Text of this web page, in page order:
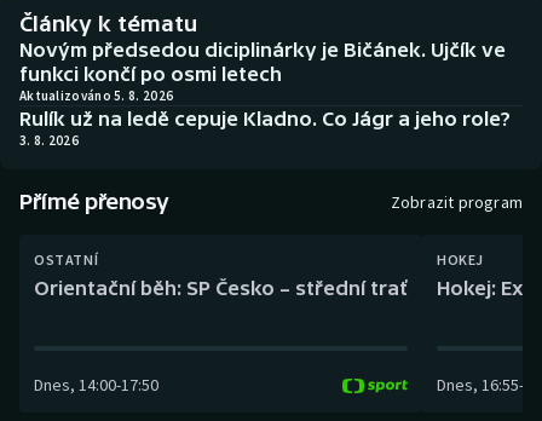
Baseball a softbal
Basketbal
Biatlon
Boby a skeleton
Box
Dostihy
Soutěže
Historické návraty
Aplikace ČT sport
AZ kvíz
Články k tématu
Novým předsedou diciplinárky je Bičánek. Ujčík ve
funkci končí po osmi letech
Aktualizováno 5. 8. 2026
Rulík už na ledě cepuje Kladno. Co Jágr a jeho role?
3. 8. 2026
Přímé přenosy Zobrazit program
OSTATNÍ
Orientační běh: SP Česko – střední trať
Dnes, 14:00-17:50
HOKEJ
Hokej:
Dnes, 16:55-